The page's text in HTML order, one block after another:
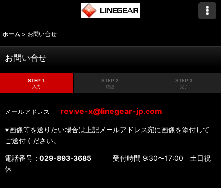
ホーム > お問い合せ
お問い合せ
STEP 1
入力
STEP 2
確認
STEP 3
完了
メールアドレス revive-x@linegear-jp.com
※画像等を送りたい場合は上記メールアドレス宛に画像を添付して
ご送付ください。
電話番号： 029-893-3685 受付時間 9:30〜17:00 土日祝
休